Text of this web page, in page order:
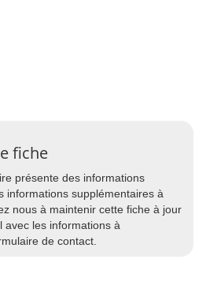
fiche
présente des informations
informations supplémentaires à
nous à maintenir cette fiche à jour
avec les informations à
de contact.